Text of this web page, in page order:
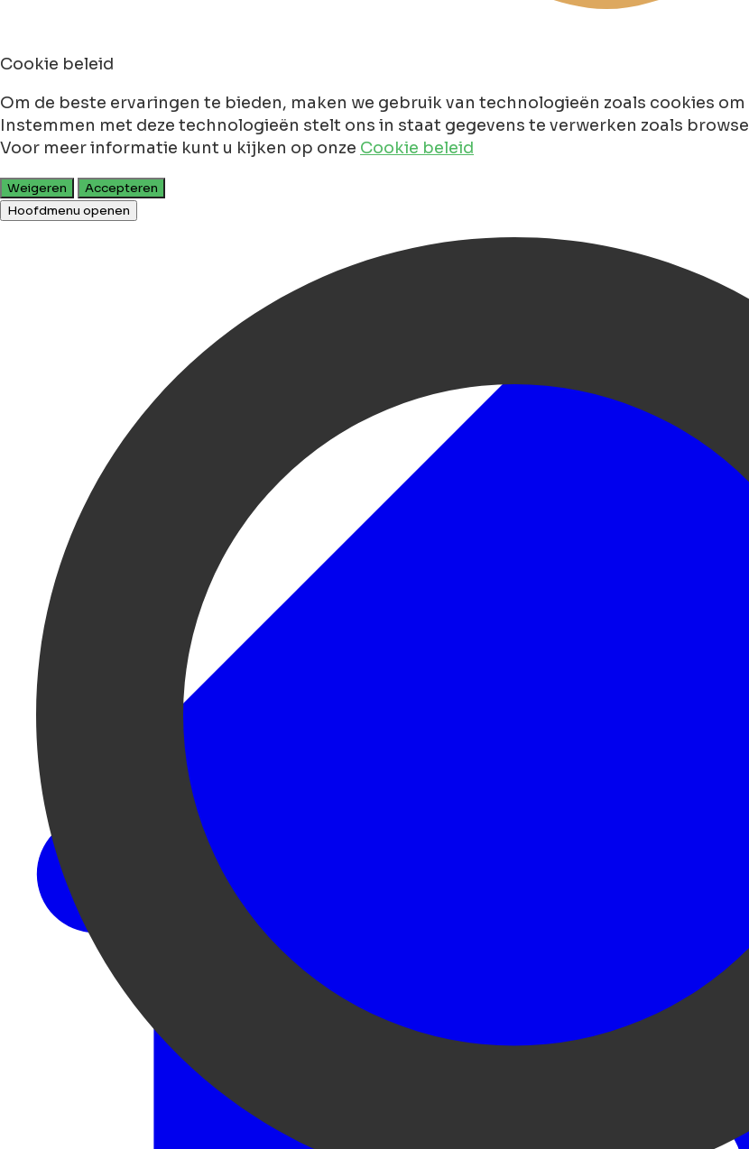
Cookie beleid
Om de beste ervaringen te bieden, maken we gebruik van technologieën zoals cookies
Instemmen met deze technologieën stelt ons in staat gegevens te verwerken zoals
Voor meer informatie kunt u kijken op onze Cookie beleid
Weigeren
Accepteren
Hoofdmenu openen